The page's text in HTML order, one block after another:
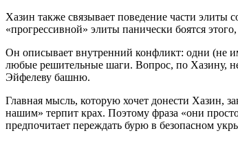
Хазин также связывает поведение части
«прогрессивной» элиты панически боятся
Он описывает внутренний конфликт: одни (не
любые решительные шаги. Вопрос, по Хазину,
Эйфелеву башню.
Главная мысль, которую хочет донести Хазин,
нашим» терпит крах. Поэтому фраза «они
предпочитает переждать бурю в безопасном